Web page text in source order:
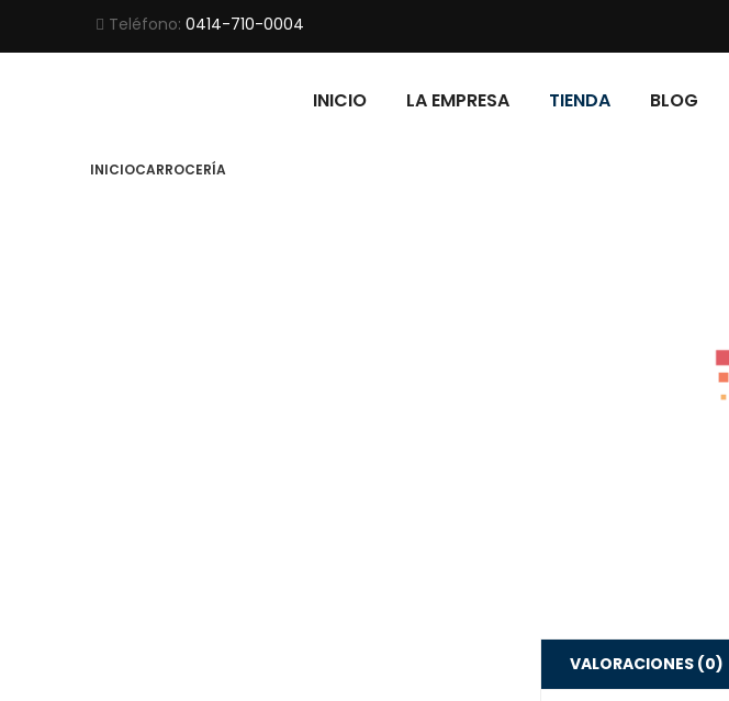
Teléfono: 0414-710-0004
INICIO LA EMPRESA TIENDA BLOG
INICIOCARROCERÍA
VALORACIONES (0)